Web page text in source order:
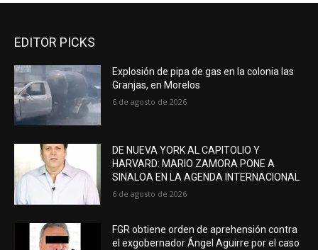
EDITOR PICKS
Explosión de pipa de gas en la colonia las
Granjas, en Morelos
6 de agosto de 2026
DE NUEVA YORK AL CAPITOLIO Y
HARVARD: MARIO ZAMORA PONE A
SINALOA EN LA AGENDA INTERNACIONAL
6 de agosto de 2026
FGR obtiene orden de aprehensión contra
el exgobernador Ángel Aguirre por el caso